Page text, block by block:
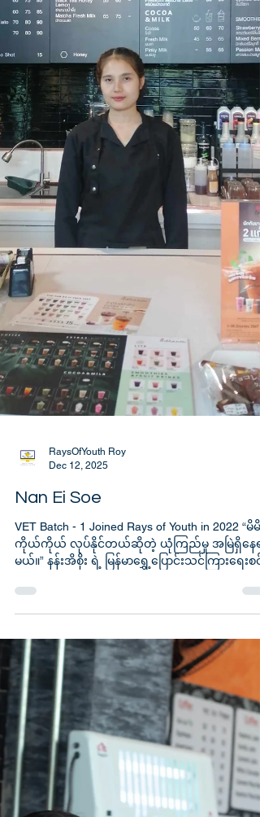
Dec 12, 2025
Nan Ei Soe
VET Batch - 1 Joined Rays of Youth in 2022 “မိမိ
ကိုယ်ကိုယ် လုပ်နိုင်တယ်ဆိုတဲ့ ယုံကြည်မှု အမြဲရှိနေရ
မယ်။” နန်းအိစိုး ရဲ့ မြန်မာရွှေ့ပြောင်းသင်ကြားရေးစင်
တာကနေ စွန့်ဦးတီထွင်လုပ်ငန်း နယ်ပယ်ဆီသို့ ရော
လာတဲ့ စိတ်အားထက်သန်စရာ ခရီးလမ်းဟာ ပညာရေ
ရဲ့ ပြောင်းလဲပေးနိုင်စွမ်း ကို ပုံဖော်ပြသနေပါတယ်။
Rays of Youth ရဲ့ အသက်မွေးဝမ်းကျောင်းပညာ
သင်တန်းအစီအစဉ် Batch-1 မှာ ဟင်းချက်နဲ့ ဖျော်ရည်
သင်တန်း ကို ၂၀၂၂ ခုနှစ်မှာ ပြီးဆုံးခဲ့ပြီးနောက် သူမ